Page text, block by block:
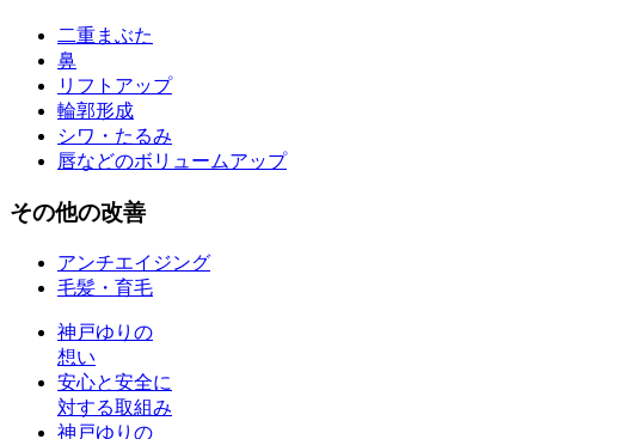
二重まぶた
鼻
リフトアップ
輪郭形成
シワ・たるみ
唇などのボリュームアップ
その他の改善
アンチエイジング
毛髪・育毛
神戸ゆりの
想い
安心と安全に
対する取組み
神戸ゆりの